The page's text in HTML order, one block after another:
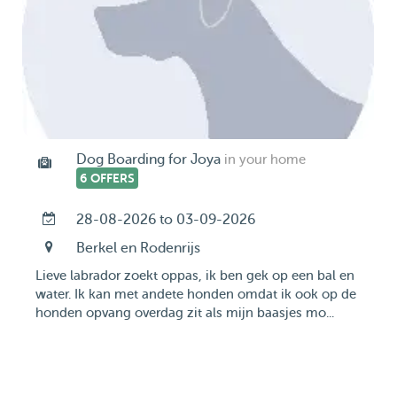
Dog Boarding for Joya in your home
6 OFFERS
28-08-2026 to 03-09-2026
Berkel en Rodenrijs
Lieve labrador zoekt oppas, ik ben gek op een bal en
water. Ik kan met andete honden omdat ik ook op de
honden opvang overdag zit als mijn baasjes mo...